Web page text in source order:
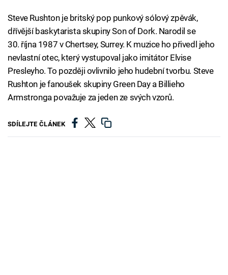
Steve Rushton je britský pop punkový sólový zpěvák,
dřívější baskytarista skupiny Son of Dork. Narodil se
30. října 1987 v Chertsey, Surrey. K muzice ho přivedl jeho
nevlastní otec, který vystupoval jako imitátor Elvise
Presleyho. To později ovlivnilo jeho hudební tvorbu. Steve
Rushton je fanoušek skupiny Green Day a Billieho
Armstronga považuje za jeden ze svých vzorů.
SDÍLEJTE ČLÁNEK